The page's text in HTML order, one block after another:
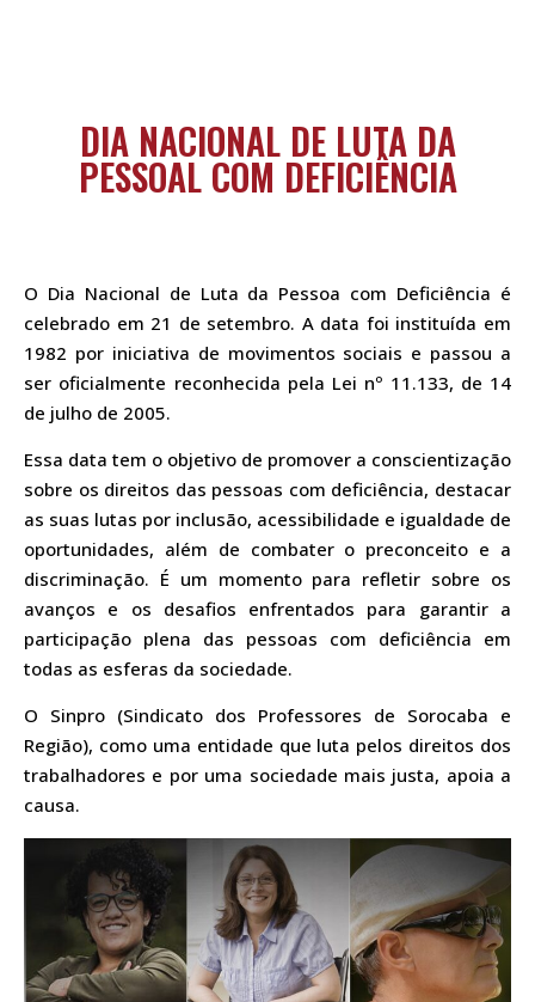
DIA NACIONAL DE LUTA DA
PESSOAL COM DEFICIÊNCIA
O Dia Nacional de Luta da Pessoa com Deficiência é
celebrado em 21 de setembro. A data foi instituída em
1982 por iniciativa de movimentos sociais e passou a
ser oficialmente reconhecida pela Lei nº 11.133, de 14
de julho de 2005.
Essa data tem o objetivo de promover a conscientização
sobre os direitos das pessoas com deficiência, destacar
as suas lutas por inclusão, acessibilidade e igualdade de
oportunidades, além de combater o preconceito e a
discriminação. É um momento para refletir sobre os
avanços e os desafios enfrentados para garantir a
participação plena das pessoas com deficiência em
todas as esferas da sociedade.
O Sinpro (Sindicato dos Professores de Sorocaba e
Região), como uma entidade que luta pelos direitos dos
trabalhadores e por uma sociedade mais justa, apoia a
causa.